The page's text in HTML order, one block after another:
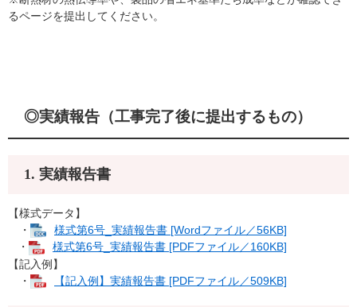
るページを提出してください。
◎実績報告（工事完了後に提出するもの）​
1. 実績報告書
【様式データ】
・
様式第6号_実績報告書 [Wordファイル／56KB]
・
様式第6号_実績報告書 [PDFファイル／160KB]
【記入例】
・
【記入例】実績報告書 [PDFファイル／509KB]